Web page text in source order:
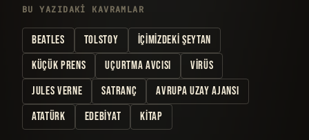
BU YAZIDAKI KAVRAMLAR
BEATLES TOLSTOY
İÇIMIZDEKI ŞEYTAN
KÜÇÜK PRENS
UÇURTMA AVCISI
VIRÜS
JULES VERNE
SATRANÇ
AVRUPA UZAY AJANSI
ATATÜRK
EDEBIYAT KITAP